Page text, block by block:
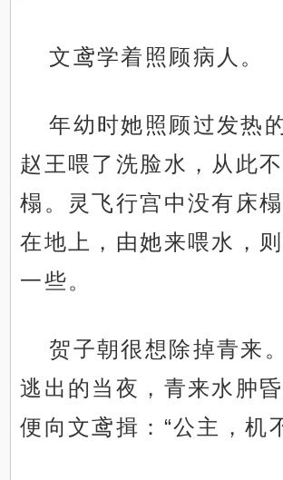
文鸢学着照顾病人。
年幼时她照顾过发热
赵王喂了洗脸水，从此
榻。灵飞行宫中没有床
在地上，由她来喂水，
一些。
贺子朝很想除掉青来
逃出的当夜，青来水肿
便向文鸢揖：“公主，机